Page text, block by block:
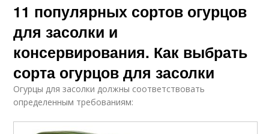
11 популярных сортов огурцов
для засолки и
консервирования. Как выбрать
сорта огурцов для засолки
Огурцы для засолки должны соответствовать
определенным требованиям: